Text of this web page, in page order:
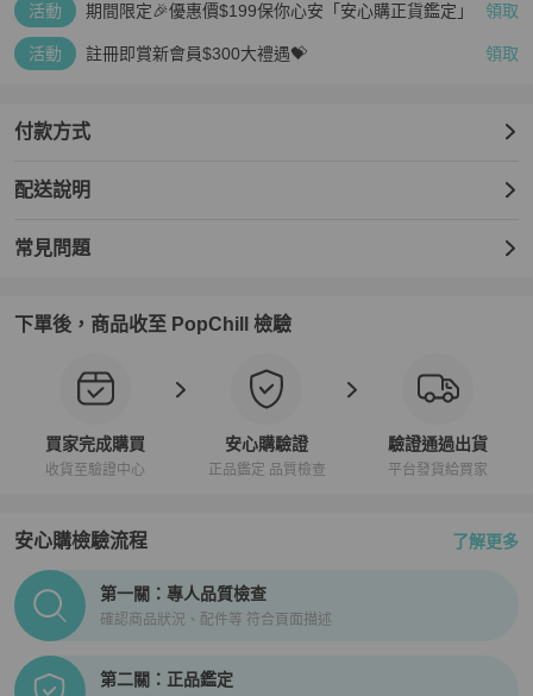
活動 期間限定🎉優惠價$199保你心安「安心購正貨鑑定」 領取
活動 註冊即賞新會員$300大禮遇💝 領取
付款方式
配送說明
常見問題
下單後，商品收至 PopChill 檢驗
買家完成購買
收貨至驗證中心
安心購驗證
正品鑑定 品質檢查
驗證通過出貨
平台發貨給買家
安心購檢驗流程 了解更多
PopChill拍拍圈正品驗證、安心購檢驗流程介紹
第一關：專人品質檢查
確認商品狀況、配件等 符合頁面描述
第二關：正品鑑定